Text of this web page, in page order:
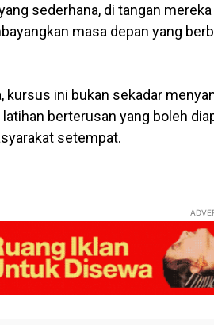
sederhana, di tangan
masa depan yang
kursus ini bukan sekadar
berterusan yang boleh
setempat.